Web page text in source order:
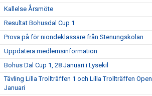
Kallelse Årsmöte
Resultat Bohusdal Cup 1
Prova på för niondeklassare från Stenungskolan
Uppdatera medlemsinformation
Bohus Dal Cup 1, 28 Januari i Lysekil
Tävling Lilla Trollträffen 1 och Lilla Trollträffen
Januari